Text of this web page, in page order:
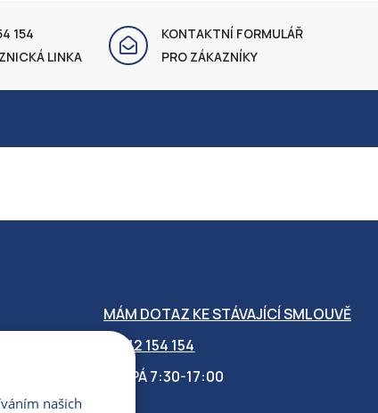
154
LINKA
KONTAKTNÍ FORMULÁŘ
PRO ZÁKAZNÍKY
MÁM DOTAZ KE STÁVAJÍCÍ SMLOUVĚ
412 154 154
PO-PÁ 7:30-17:00
našich